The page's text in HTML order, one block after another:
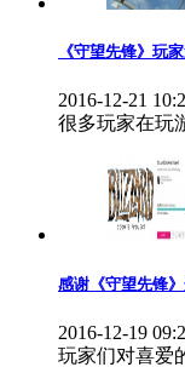
《守望先锋》玩
2016-12-21
很多玩家在玩
感谢《守望先锋
2016-12-19
玩家们对喜爱